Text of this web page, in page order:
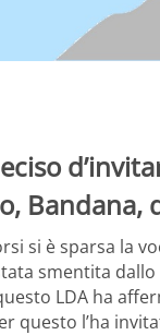
Bandana,
si è sparsa la
smentita dallo
LDA ha
questo l’ha